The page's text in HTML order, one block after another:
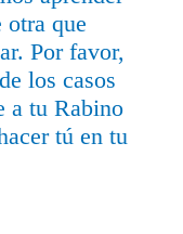
otra que
Por favor,
los casos
a tu Rabino
tú en tu